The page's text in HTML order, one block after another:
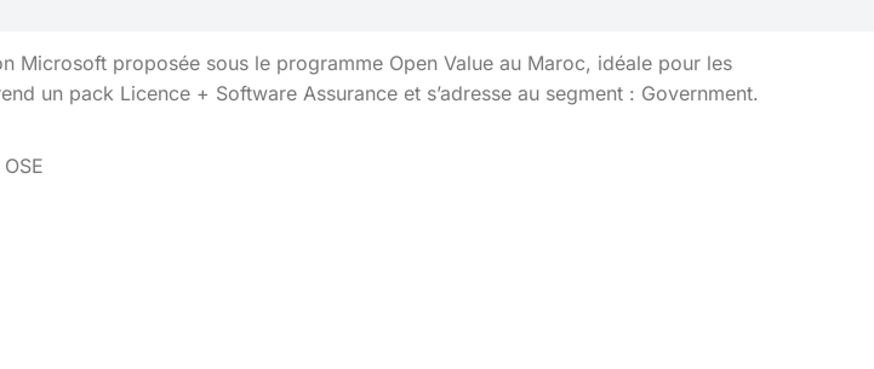
Microsoft proposée sous le programme Open Value au Maroc, idéale pour les
un pack Licence + Software Assurance et s’adresse au segment : Government.